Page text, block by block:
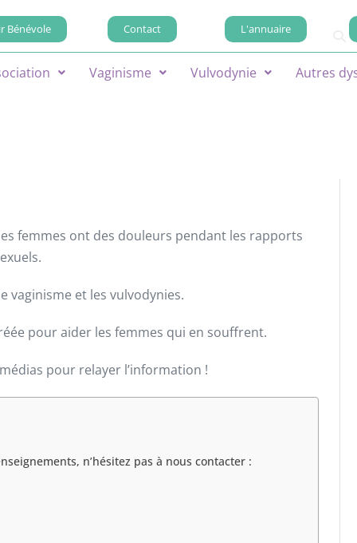
Bénévole Contact L'annuaire
Vaginisme Vulvodynie Autres
femmes ont des douleurs pendant les rapports
vaginisme et les vulvodynies.
pour aider les femmes qui en souffrent.
pour relayer l’information !
n’hésitez pas à nous contacter :